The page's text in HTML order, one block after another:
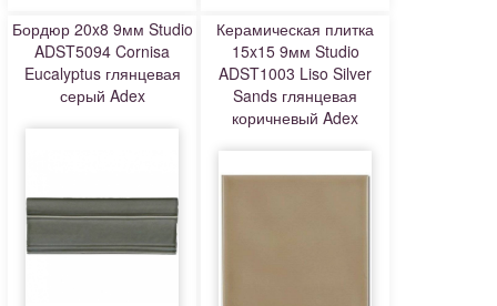
Бордюр 20x8 9мм Studio
ADST5094 Cornisa
Eucalyptus глянцевая
серый Adex
Керамическая плитка
15x15 9мм Studio
ADST1003 Liso Silver
Sands глянцевая
коричневый Adex